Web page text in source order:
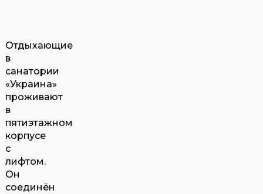
Отдыхающие
в
санатории
«Украина»
проживают
в
пятиэтажном
корпусе
с
лифтом.
Он
соединён